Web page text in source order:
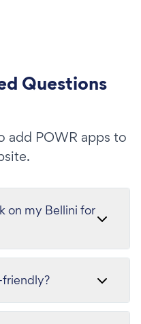
Questions
add POWR apps to
on my Bellini for